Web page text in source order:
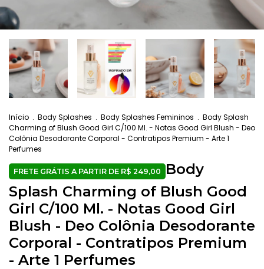
Início . Body Splashes . Body Splashes Femininos . Body Splash
Charming of Blush Good Girl C/100 Ml. - Notas Good Girl Blush - Deo
Colônia Desodorante Corporal - Contratipos Premium - Arte 1
Perfumes
Body
Splash Charming of Blush Good
Girl C/100 Ml. - Notas Good Girl
Blush - Deo Colônia Desodorante
Corporal - Contratipos Premium
- Arte 1 Perfumes